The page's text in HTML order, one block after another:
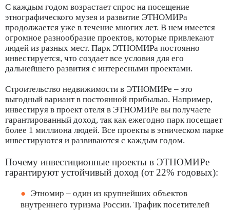
С каждым годом возрастает спрос на посещение
этнографического музея и развитие ЭТНОМИРа
продолжается уже в течение многих лет. В нем имеется
огромное разнообразие проектов, которые привлекают
людей из разных мест. Парк ЭТНОМИРа постоянно
инвестируется, что создает все условия для его
дальнейшего развития с интересными проектами.
Строительство недвижимости в ЭТНОМИРе – это
выгодный вариант в постоянной прибылью. Например,
инвестируя в проект отеля в ЭТНОМИРе вы получаете
гарантированный доход, так как ежегодно парк посещает
более 1 миллиона людей. Все проекты в этническом парке
инвестируются и развиваются с каждым годом.
Почему инвестиционные проекты в ЭТНОМИРе
гарантируют устойчивый доход (от 22% годовых):
Этномир – один из крупнейших объектов
внутреннего туризма России. Трафик посетителей